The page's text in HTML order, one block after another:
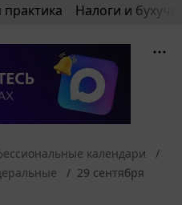
практика Налоги и
календари
29 сентября